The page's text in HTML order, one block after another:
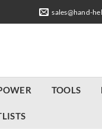
sales@hand-
TOOLS